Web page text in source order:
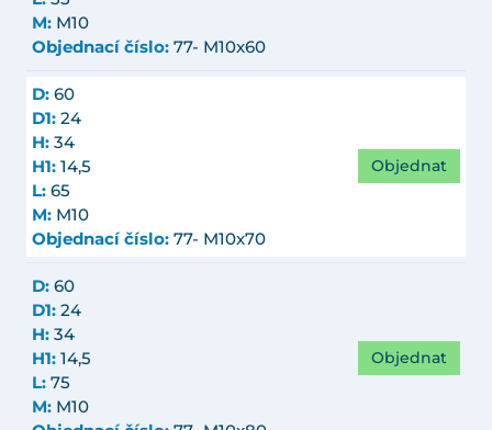
M: M10
Objednací číslo: 77- M10x60
D: 60
D1: 24
H: 34
H1: 14,5
L: 65
M: M10
Objednací číslo: 77- M10x70
Objednat
D: 60
D1: 24
H: 34
H1: 14,5
L: 75
M: M10
Objednat